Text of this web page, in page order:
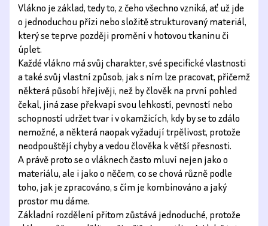
Vlákno je základ, tedy to, z čeho všechno vzniká, ať už jde
o jednoduchou přízi nebo složitě strukturovaný materiál,
který se teprve později promění v hotovou tkaninu či
úplet.
Každé vlákno má svůj charakter, své specifické vlastnosti
a také svůj vlastní způsob, jak s ním lze pracovat, přičemž
některá působí hřejivěji, než by člověk na první pohled
čekal, jiná zase překvapí svou lehkostí, pevností nebo
schopností udržet tvar i v okamžicích, kdy by se to zdálo
nemožné, a některá naopak vyžadují trpělivost, protože
neodpouštějí chyby a vedou člověka k větší přesnosti.
A právě proto se o vláknech často mluví nejen jako o
materiálu, ale i jako o něčem, co se chová různě podle
toho, jak je zpracováno, s čím je kombinováno a jaký
prostor mu dáme.
Základní rozdělení přitom zůstává jednoduché, protože